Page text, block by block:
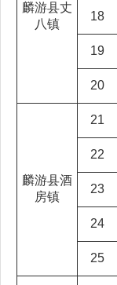
麟游县丈
八镇
18
19
20
麟游县酒
房镇
21
22
23
24
25